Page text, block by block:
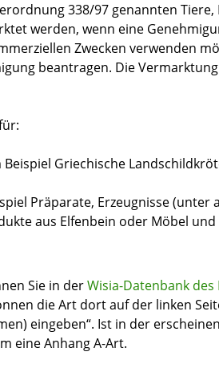
338/97 genannten Tiere,
werden, wenn eine
Zwecken verwenden
beantragen. Die
Beispiel Griechische
Präparate, Erzeugnisse (unter
aus Elfenbein oder Möbel
Sie in derWisia-Datenbank
die Art dort auf der linken
eingeben“. Ist in der
eine Anhang A-Art.